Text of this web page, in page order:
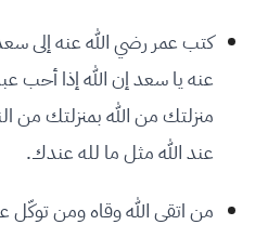
كتب عمر رضي الله عنه إلى
عنه يا سعد إن الله إذا أحب
منزلتك من الله بمنزلتك من
عند الله مثل ما لله عندك.
من اتقى الله وقاه ومن توكّل